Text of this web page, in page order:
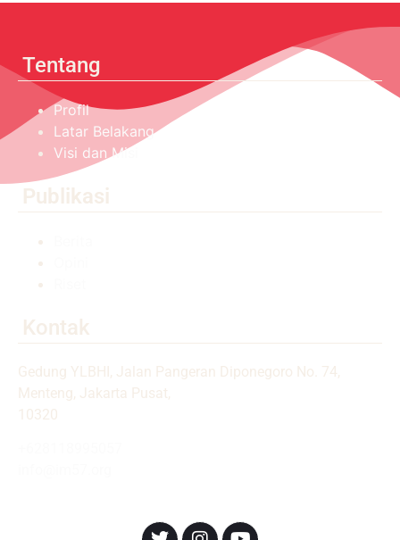
Tentang
Profil
Latar Belakang
Visi dan Misi
Publikasi
Kontak
Gedung YLBHI, Jalan Pangeran Diponegoro No. 74,
Menteng, Jakarta Pusat,
10320